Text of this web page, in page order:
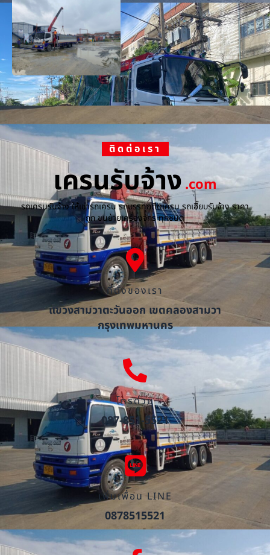
ติดต่อเรา
เครนรับจ้าง.com
รถเครนรับจ้าง ให้เช่ารถเครน รถบรรทุกติดเครน รถเฮี๊ยบรับจ้าง ราคา
ถูก ขนย้ายเครื่องจักร ทุกชนิด
ที่ตั้งของเรา
แขวงสามวาตะวันออก เขตคลองสามวา
กรุงเทพมหานคร
โทรด่วน
087-851-5521
เพิ่มเพื่อน LINE
0878515521